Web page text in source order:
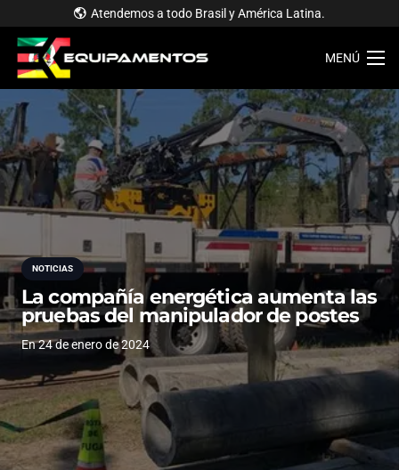
Atendemos a todo Brasil y América Latina.
MENÚ
NOTICIAS
La compañía energética aumenta las
pruebas del manipulador de postes
En24 de enero de 2024